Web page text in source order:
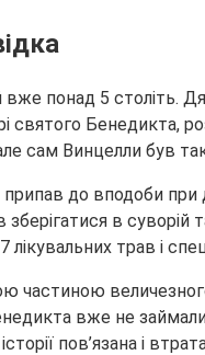
понад 5 століть.
святого Бенедикта,
сам Винцелли був
до вподоби при
в суворій
лікувальних трав і
частиною
вже не займали
пов’язана і